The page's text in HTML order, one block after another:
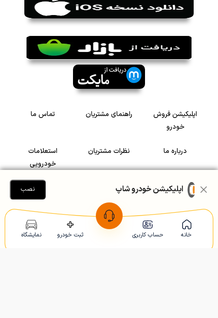
خانه حساب کاربری ثبت خودرو نمایشگاه
اپلیکیشن فروش
خودرو
راهنمای مشتریان تماس ما
درباره ما نظرات مشتریان
استعلامات
خودرویی
سرمایه گذاری در
رضایت مشتریان
Copyright © 2005-2026 Khodroshop.ir
اپلیکیشن خودرو شاپ نصب